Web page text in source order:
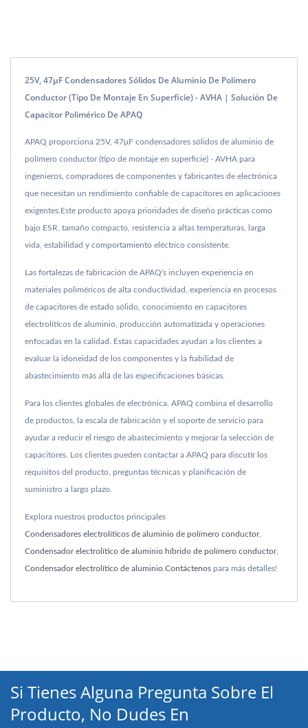
25V, 47μF Condensadores Sólidos De Aluminio De Polímero
Conductor (tipo De Montaje En Superficie) - AVHA | Solución De
Capacitor Polimérico De APAQ
APAQ proporciona 25V, 47μF condensadores sólidos de aluminio de
polímero conductor (tipo de montaje en superficie) - AVHA para
ingenieros, compradores de componentes y fabricantes de electrónica
que necesitan un rendimiento confiable de capacitores en aplicaciones
exigentes.Este producto apoya prioridades de diseño prácticas como
bajo ESR, tamaño compacto, resistencia a altas temperaturas, larga
vida, estabilidad y comportamiento eléctrico consistente.
Las fortalezas de fabricación de APAQ's incluyen experiencia en
materiales poliméricos de alta conductividad, experiencia en procesos
de capacitores de estado sólido, conocimiento en capacitores
electrolíticos de aluminio, producción automatizada y operaciones
enfocadas en la calidad. Estas capacidades ayudan a los clientes a
evaluar la idoneidad de los componentes y la fiabilidad de
abastecimiento más allá de las especificaciones básicas.
Para los clientes globales de electrónica, APAQ combina el desarrollo
de productos, la escala de fabricación y el soporte de servicio para
ayudar a reducir el riesgo de abastecimiento y mejorar la selección de
capacitores. Los clientes pueden contactar a APAQ para discutir los
requisitos del producto, preguntas técnicas y planificación de
suministro a largo plazo.
Explora nuestros productos principales
Condensadores electrolíticos de aluminio de polímero conductor,
Condensador electrolítico de aluminio híbrido de polímero conductor,
Condensador electrolítico de aluminio Contáctenos para más detalles!
Si Tienes Alguna Pregunta Sobre El
Producto, No Dudes En